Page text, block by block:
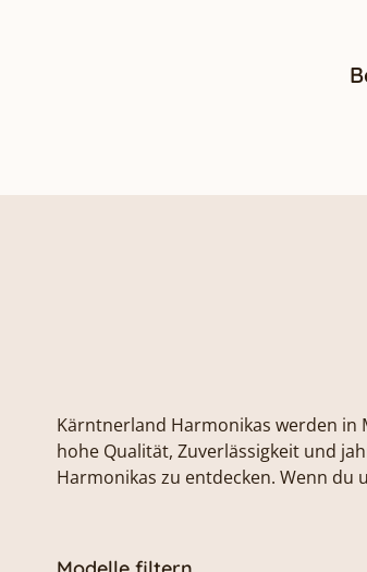
Kärntnerland Harmonikas werden in
hohe Qualität, Zuverlässigkeit und
Harmonikas zu entdecken. Wenn